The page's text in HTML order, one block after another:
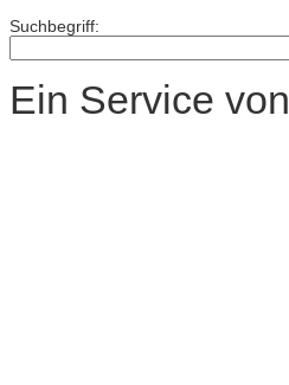
Suchbegriff:
Ein Service von